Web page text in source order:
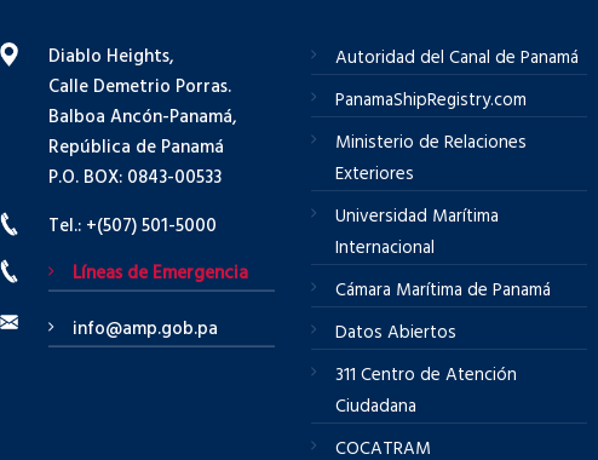
Diablo Heights,
Calle Demetrio Porras.
Balboa Ancón-Panamá,
República de Panamá
P.O. BOX: 0843-00533
Tel.: +(507) 501-5000
Líneas de Emergencia
info@amp.gob.pa
Autoridad del Canal de Panamá
PanamaShipRegistry.com
Ministerio de Relaciones
Exteriores
Universidad Marítima
Internacional
Cámara Marítima de Panamá
Datos Abiertos
311 Centro de Atención
Ciudadana
COCATRAM